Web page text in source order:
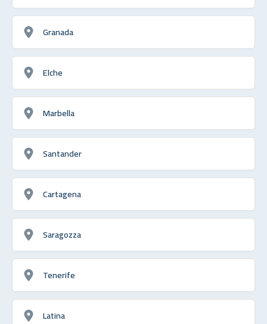
Granada
Elche
Marbella
Santander
Cartagena
Saragozza
Tenerife
Latina